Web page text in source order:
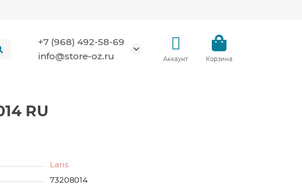
+7 (968) 492-58-69
info@store-oz.ru
Аккаунт Корзина
RU
Laris
73208014